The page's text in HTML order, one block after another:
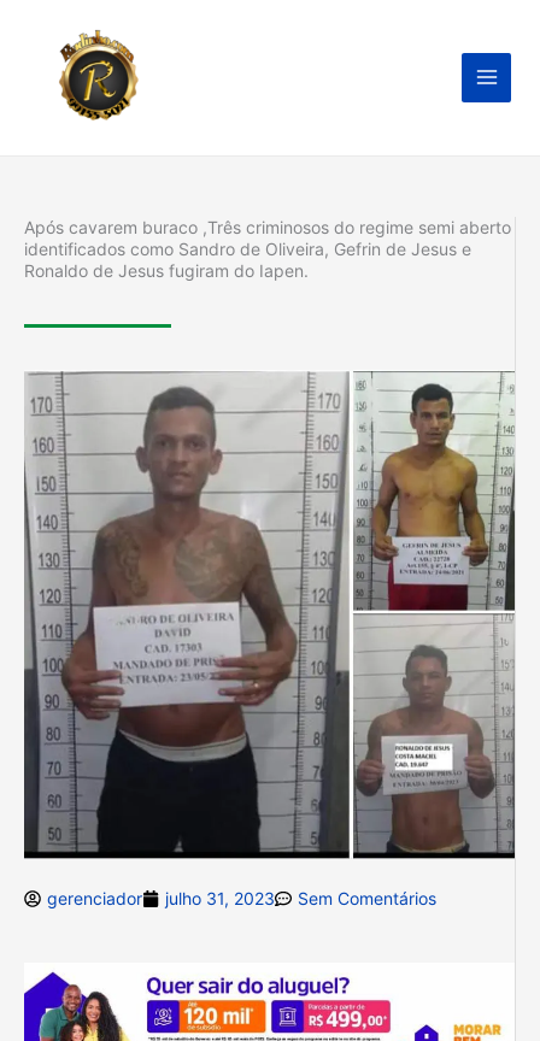
conteúdo
Após cavarem buraco ,Três criminosos do regime semi aberto
identificados como Sandro de Oliveira, Gefrin de Jesus e
Ronaldo de Jesus fugiram do Iapen.
gerenciador julho 31, 2023 Sem Comentários